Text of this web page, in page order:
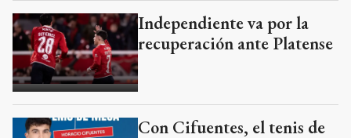
Independiente va por la
recuperación ante Platense
Con Cifuentes, el tenis de